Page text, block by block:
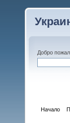
Добро
Начало